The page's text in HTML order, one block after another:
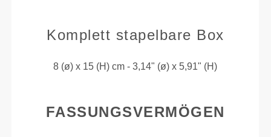
Komplett stapelbare Box
8 (ø) x 15 (H) cm - 3,14" (ø) x 5,91" (H)
FASSUNGSVERMÖGEN